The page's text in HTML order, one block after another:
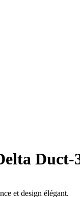
Duct-
et design élégant.